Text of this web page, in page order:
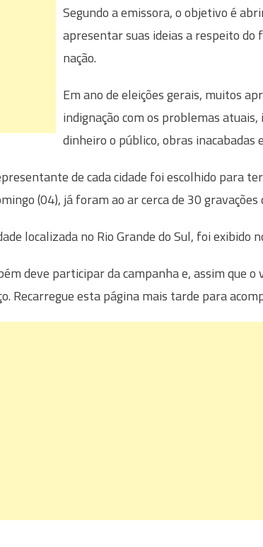
Segundo a emissora, o objetivo é
apresentar suas ideias a respeito do
nação.
Em ano de eleições gerais, muitos
indignação com os problemas atuais,
dinheiro o público, obras inacabadas
de cada cidade foi escolhido para
(04), já foram ao ar cerca de 30
localizada no Rio Grande do Sul, foi exibido
deve participar da campanha e, assim que o
Recarregue esta página mais tarde para